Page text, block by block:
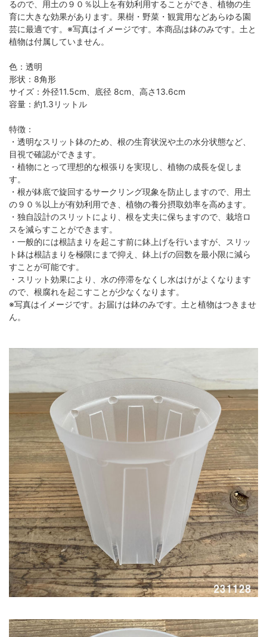
るので、用土の９０％以上を有効利用することができ、植物の生
育に大きな効果があります。果樹・野菜・観賞用などあらゆる園
芸に最適です。※写真はイメージです。本商品は鉢のみです。土と
植物は付属していません。
色：透明
形状：8角形
サイズ：外径11.5cm、底径 8cm、高さ13.6cm
容量：約1.3リットル
特徴：
・透明なスリット鉢のため、根の生育状況や土の水分状態など、
目視で確認ができます。
・植物にとって理想的な根張りを実現し、植物の成長を促しま
す。
・根が鉢底で旋回するサークリング現象を防止しますので、用土
の９０％以上が有効利用でき、植物の養分摂取効率を高めます。
・独自設計のスリットにより、根を丈夫に保ちますので、栽培ロ
スを減らすことができます。
・一般的には根詰まりを起こす前に鉢上げを行いますが、スリッ
ト鉢は根詰まりを極限にまで抑え、鉢上げの回数を最小限に減ら
すことが可能です。
・スリット効果により、水の停滞をなくし水はけがよくなります
ので、根腐れを起こすことが少なくなります。
※写真はイメージです。お届けは鉢のみです。土と植物はつきませ
ん。